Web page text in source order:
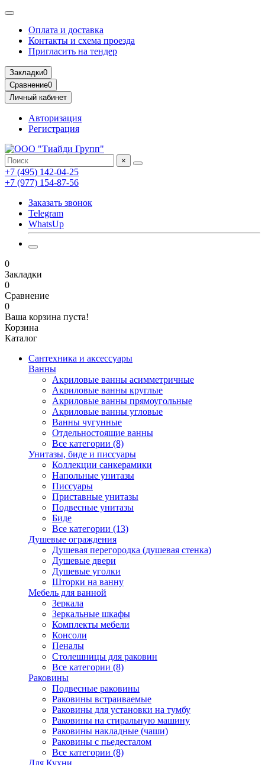
Оплата и доставка
Контакты и схема проезда
Пригласить на тендер
Закладки0
Сравнение0
Личный кабинет
Авторизация
Регистрация
×
+7 (495) 142-04-25
+7 (977) 154-87-56
Заказать звонок
Telegram
WhatsUp
0
Закладки
0
Сравнение
0
Ваша корзина пуста!
Корзина
Каталог
Сантехника и аксессуары
Ванны
Акриловые ванны асимметричные
Акриловые ванны круглые
Акриловые ванны прямоугольные
Акриловые ванны угловые
Ванны чугунные
Отдельностоящие ванны
Все категории (8)
Унитазы, биде и писсуары
Коллекции санкерамики
Напольные унитазы
Писсуары
Приставные унитазы
Подвесные унитазы
Биде
Все категории (13)
Душевые ограждения
Душевая перегородка (душевая стенка)
Душевые двери
Душевые уголки
Шторки на ванну
Мебель для ванной
Зеркала
Зеркальные шкафы
Комплекты мебели
Консоли
Пеналы
Столешницы для раковин
Все категории (8)
Раковины
Подвесные раковины
Раковины встраиваемые
Раковины для установки на тумбу
Раковины на стиральную машину
Раковины накладные (чаши)
Раковины с пьедесталом
Все категории (8)
Для Кухни